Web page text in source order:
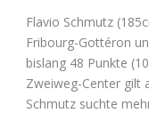
Flavio Schmutz
Fribourg-Gottéron
bislang 48 Punkte
Zweiweg-Center gilt
Schmutz suchte